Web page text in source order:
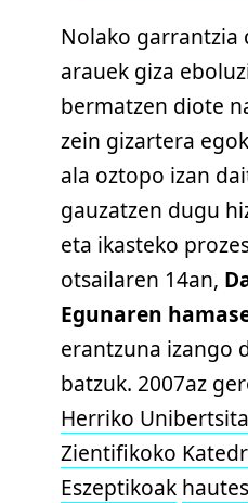
Nolako garrantzia
arauek giza
bermatzen diote
zein gizartera
ala oztopo izan
gauzatzen dugu
eta ikasteko
otsailaren 14an,
Egunaren
erantzuna izango
batzuk. 2007az
Herriko
Zientifikoko
Eszeptikoak